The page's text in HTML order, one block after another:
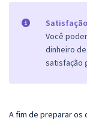
Você
dinheiro
satisfação
A fim de preparar os